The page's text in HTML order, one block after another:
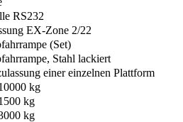
RS232
EX-Zone 2/22
(Set)
Stahl lackiert
einer einzelnen Plattform
kg
kg
kg